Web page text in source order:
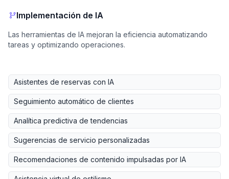
Implementación de IA
Las herramientas de IA mejoran la eficiencia automatizando
tareas y optimizando operaciones.
Asistentes de reservas con IA
Seguimiento automático de clientes
Analítica predictiva de tendencias
Sugerencias de servicio personalizadas
Recomendaciones de contenido impulsadas por IA